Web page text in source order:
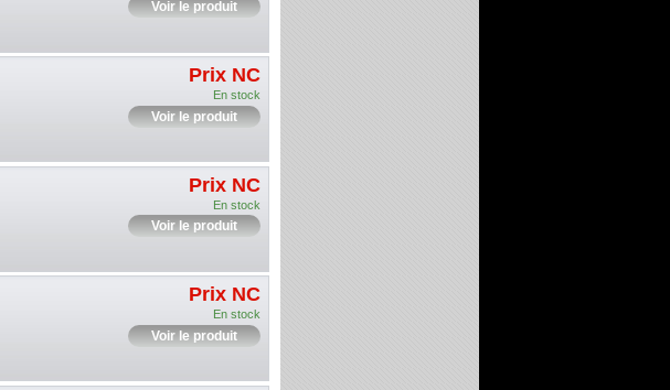
Voir le produit
Prix NC
En stock
Voir le produit
Prix NC
En stock
Voir le produit
Prix NC
En stock
Voir le produit